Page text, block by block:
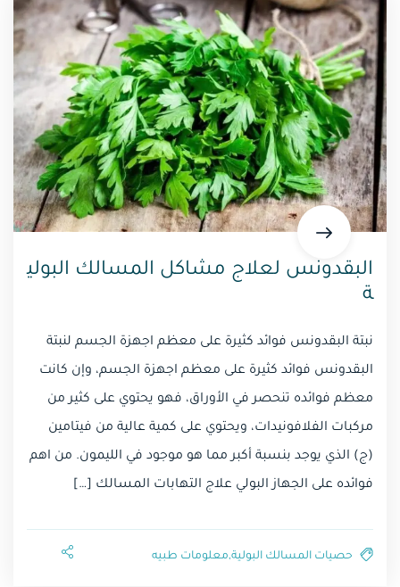
البقدونس لعلاج مشاكل المسالك البولي
ة
نبتة البقدونس فوائد كثيرة على معظم اجهزة الجسم لنبتة
البقدونس فوائد كثيرة على معظم اجهزة الجسم، وإن كانت
معظم فوائده تنحصر في الأوراق، فهو يحتوي على كثير من
مركبات الفلافونيدات، ويحتوي على كمية عالية من فيتامين
(ج) الذي يوجد بنسبة أكبر مما هو موجود في الليمون. من اهم
فوائده على الجهاز البولي علاج التهابات المسالك […]
حصيات المسالك البولية,معلومات طبيه⁩